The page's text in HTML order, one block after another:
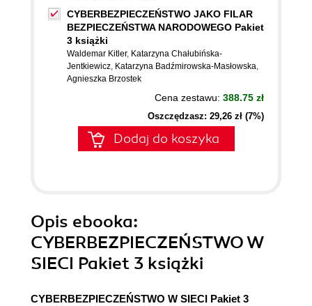
CYBERBEZPIECZEŃSTWO JAKO FILAR
BEZPIECZEŃSTWA NARODOWEGO Pakiet
3 książki
Waldemar Kitler, Katarzyna Chałubińska-
Jentkiewicz, Katarzyna Badźmirowska-Masłowska,
Agnieszka Brzostek
Cena zestawu: 388.75 zł
Oszczędzasz: 29,26 zł (7%)
Dodaj do koszyka
Opis ebooka:
CYBERBEZPIECZEŃSTWO W
SIECI Pakiet 3 książki
CYBERBEZPIECZEŃSTWO W SIECI Pakiet 3